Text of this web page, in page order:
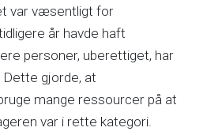
var væsentligt for
år havde haft
personer, uberettiget, har
gjorde, at
mange ressourcer på at
var i rette kategori.